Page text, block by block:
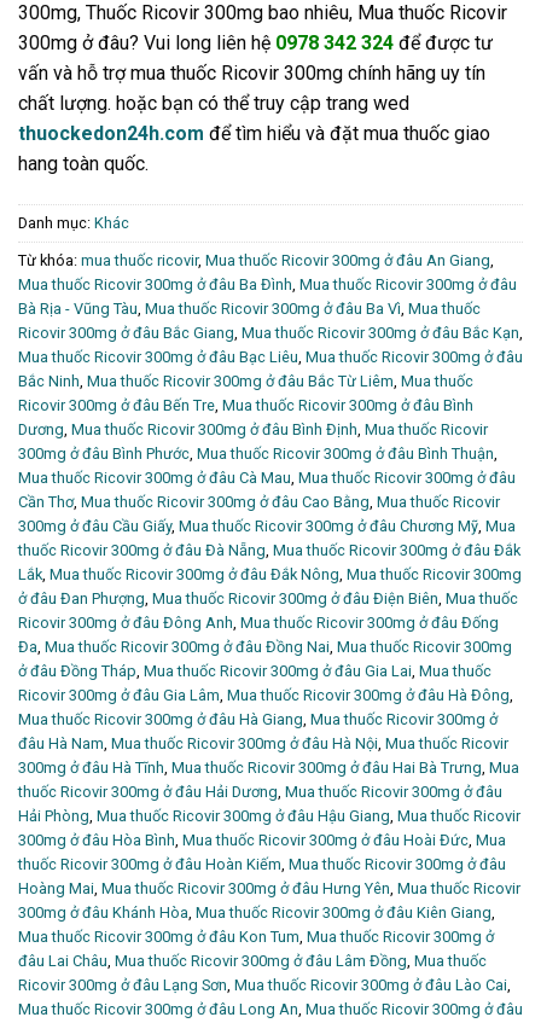
300mg, Thuốc Ricovir 300mg bao nhiêu, Mua thuốc Ricovir
300mg ở đâu? Vui long liên hệ 0978 342 324 để được tư
vấn và hỗ trợ mua thuốc Ricovir 300mg chính hãng uy tín
chất lượng. hoặc bạn có thể truy cập trang wed
thuockedon24h.com để tìm hiểu và đặt mua thuốc giao
hang toàn quốc.
Danh mục: Khác
Từ khóa: mua thuốc ricovir, Mua thuốc Ricovir 300mg ở đâu An Giang,
Mua thuốc Ricovir 300mg ở đâu Ba Đình, Mua thuốc Ricovir 300mg ở đâu
Bà Rịa - Vũng Tàu, Mua thuốc Ricovir 300mg ở đâu Ba Vì, Mua thuốc
Ricovir 300mg ở đâu Bắc Giang, Mua thuốc Ricovir 300mg ở đâu Bắc Kạn,
Mua thuốc Ricovir 300mg ở đâu Bạc Liêu, Mua thuốc Ricovir 300mg ở đâu
Bắc Ninh, Mua thuốc Ricovir 300mg ở đâu Bắc Từ Liêm, Mua thuốc
Ricovir 300mg ở đâu Bến Tre, Mua thuốc Ricovir 300mg ở đâu Bình
Dương, Mua thuốc Ricovir 300mg ở đâu Bình Định, Mua thuốc Ricovir
300mg ở đâu Bình Phước, Mua thuốc Ricovir 300mg ở đâu Bình Thuận,
Mua thuốc Ricovir 300mg ở đâu Cà Mau, Mua thuốc Ricovir 300mg ở đâu
Cần Thơ, Mua thuốc Ricovir 300mg ở đâu Cao Bằng, Mua thuốc Ricovir
300mg ở đâu Cầu Giấy, Mua thuốc Ricovir 300mg ở đâu Chương Mỹ, Mua
thuốc Ricovir 300mg ở đâu Đà Nẵng, Mua thuốc Ricovir 300mg ở đâu Đắk
Lắk, Mua thuốc Ricovir 300mg ở đâu Đắk Nông, Mua thuốc Ricovir 300mg
ở đâu Đan Phượng, Mua thuốc Ricovir 300mg ở đâu Điện Biên, Mua thuốc
Ricovir 300mg ở đâu Đông Anh, Mua thuốc Ricovir 300mg ở đâu Đống
Đa, Mua thuốc Ricovir 300mg ở đâu Đồng Nai, Mua thuốc Ricovir 300mg
ở đâu Đồng Tháp, Mua thuốc Ricovir 300mg ở đâu Gia Lai, Mua thuốc
Ricovir 300mg ở đâu Gia Lâm, Mua thuốc Ricovir 300mg ở đâu Hà Đông,
Mua thuốc Ricovir 300mg ở đâu Hà Giang, Mua thuốc Ricovir 300mg ở
đâu Hà Nam, Mua thuốc Ricovir 300mg ở đâu Hà Nội, Mua thuốc Ricovir
300mg ở đâu Hà Tĩnh, Mua thuốc Ricovir 300mg ở đâu Hai Bà Trưng, Mua
thuốc Ricovir 300mg ở đâu Hải Dương, Mua thuốc Ricovir 300mg ở đâu
Hải Phòng, Mua thuốc Ricovir 300mg ở đâu Hậu Giang, Mua thuốc Ricovir
300mg ở đâu Hòa Bình, Mua thuốc Ricovir 300mg ở đâu Hoài Đức, Mua
thuốc Ricovir 300mg ở đâu Hoàn Kiếm, Mua thuốc Ricovir 300mg ở đâu
Hoàng Mai, Mua thuốc Ricovir 300mg ở đâu Hưng Yên, Mua thuốc Ricovir
300mg ở đâu Khánh Hòa, Mua thuốc Ricovir 300mg ở đâu Kiên Giang,
Mua thuốc Ricovir 300mg ở đâu Kon Tum, Mua thuốc Ricovir 300mg ở
đâu Lai Châu, Mua thuốc Ricovir 300mg ở đâu Lâm Đồng, Mua thuốc
Ricovir 300mg ở đâu Lạng Sơn, Mua thuốc Ricovir 300mg ở đâu Lào Cai,
Mua thuốc Ricovir 300mg ở đâu Long An, Mua thuốc Ricovir 300mg ở đâu